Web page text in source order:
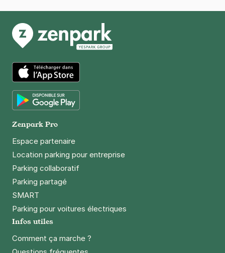
App Store
Zenpark Pro
Espace partenaire
Location parking pour entreprise
Parking collaboratif
Parking partagé
SMART
Parking pour voitures électriques
Infos utiles
Comment ça marche ?